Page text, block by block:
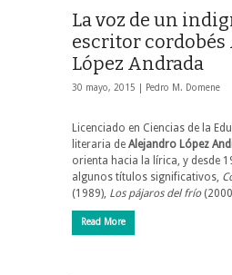
La voz de un
escritor
López Andrada
30 mayo, 2015 | Pedro M. Domene
Licenciado en Ciencias de la
literaria de Alejandro López
orienta hacia la lírica, y desde
algunos títulos significativos,
(1989), Los pájaros del frío
Read More